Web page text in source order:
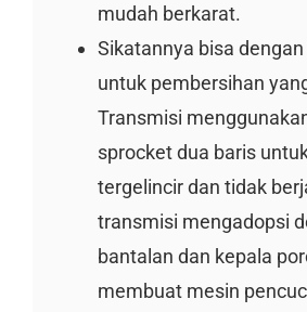
mudah berkarat.
Sikatannya bisa
untuk pembersihan
Transmisi
sprocket dua baris
tergelincir dan tidak
transmisi mengadopsi
bantalan dan kepala
membuat mesin